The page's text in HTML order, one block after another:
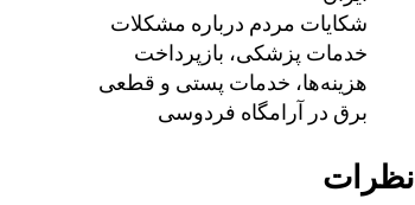
شکایات مردم درباره مشکلات
خدمات پزشکی، بازپرداخت
هزینه‌ها، خدمات پستی و قطعی
برق در آرامگاه فردوسی
نظرات